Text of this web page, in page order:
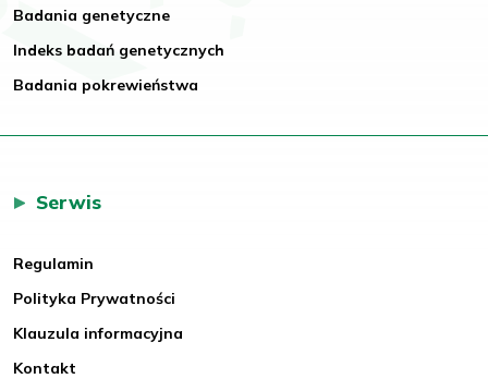
Badania genetyczne
Indeks badań genetycznych
Badania pokrewieństwa
Serwis
Regulamin
Polityka Prywatności
Klauzula informacyjna
Kontakt